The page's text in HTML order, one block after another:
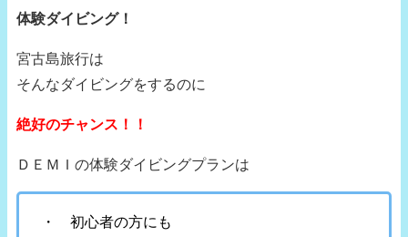
体験ダイビング！
宮古島旅行は
そんなダイビングをするのに
絶好のチャンス！！
ＤＥＭＩの体験ダイビングプランは
・ 初心者の方にも